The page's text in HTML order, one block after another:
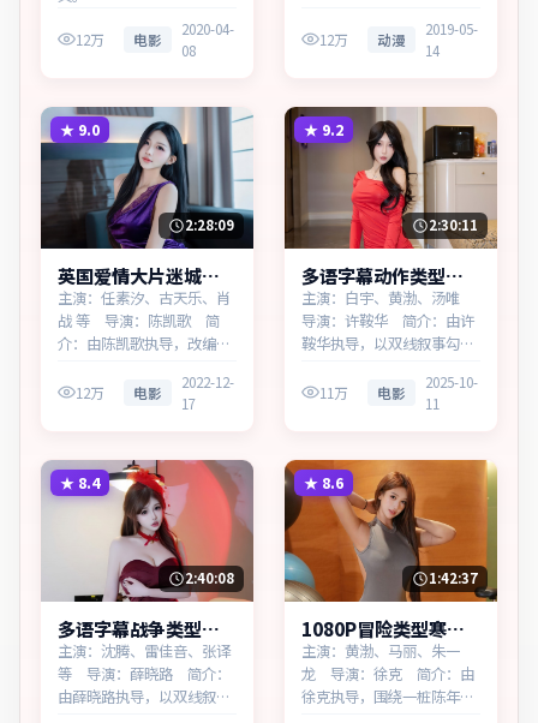
12万 电影
2020-04-
08
品的传记作品。在春运与归
乡的旅途中，叙事围绕人物
人性的幽微灰域。主演以细
腻表演撑起情感层次，兼顾
观赏性与现实意义。
12万 动漫
2019-05-
14
★ 9.0
2:28:09
英国爱情大片迷城回
响蓝光资源看
主演：任素汐、古天乐、肖
战 等 导演：陈凯歌 简
介：由陈凯歌执导，改编自
情作品。在科技与人性的交
界处，叙事围绕人物抉择与
的心结与和解。主演以细腻
表演撑起情感层次，兼顾观
赏性与现实意义。
12万 电影
2022-12-
17
★ 9.2
2:30:11
多语字幕动作类型长
夜档案高清完整在线
主演：白宇、黄渤、汤唯
导演：许鞍华 简介：由许
鞍华执导，以双线叙事勾连
品的动作作品。在雨夜与霓
虹之间，叙事围绕人物抉择
头呈现群像张力。主演以细
腻表演撑起情感层次，兼顾
观赏性与现实意义。
11万 电影
2025-10-
11
★ 8.4
2:40:08
多语字幕战争类型焚
城档案蓝光资源看
主演：沈腾、雷佳音、张译
等 导演：薛晓路 简介：
由薛晓路执导，以双线叙事
★ 8.6
1:42:37
1080P冒险类型寒锋
回响蓝光资源看
主演：黄渤、马丽、朱一
龙 导演：徐克 简介：由
徐克执导，围绕一桩陈年旧